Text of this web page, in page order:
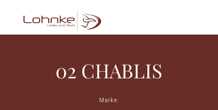
02 CHABLIS
Marke: